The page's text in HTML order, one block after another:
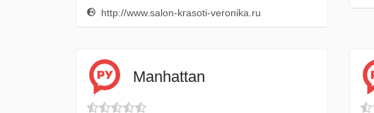
http://www.salon-krasoti-veronika.ru
Manhattan